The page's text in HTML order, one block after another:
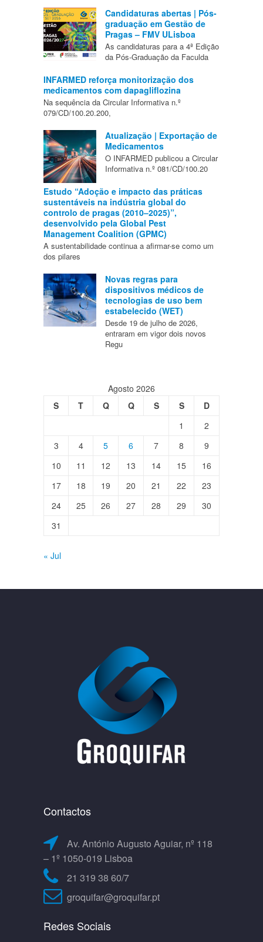
Candidaturas abertas | Pós-
graduação em Gestão de
Pragas – FMV ULisboa
As candidaturas para a 4ª Edição
da Pós-Graduação da Faculda
INFARMED reforça monitorização dos
medicamentos com dapagliflozina
Na sequência da Circular Informativa n.º
079/CD/100.20.200,
Atualização | Exportação de
Medicamentos
O INFARMED publicou a Circular
Informativa n.º 081/CD/100.20
Estudo “Adoção e impacto das práticas
sustentáveis na indústria global do
controlo de pragas (2010–2025)”,
desenvolvido pela Global Pest
Management Coalition (GPMC)
A sustentabilidade continua a afirmar-se como um
dos pilares
Novas regras para
dispositivos médicos de
tecnologias de uso bem
estabelecido (WET)
Desde 19 de julho de 2026,
entraram em vigor dois novos
Regu
Agosto 2026
S
T Q Q S S
D
1
2
3
4 5 6 7 8
9
10
11 12 13 14 15
16
17
18 19 20 21 22
23
24
25 26 27 28 29
30
31
« Jul
Contactos
Av. António Augusto Aguiar, nº 118
– 1º 1050-019 Lisboa
21 319 38 60/7
groquifar@groquifar.pt
Redes Sociais